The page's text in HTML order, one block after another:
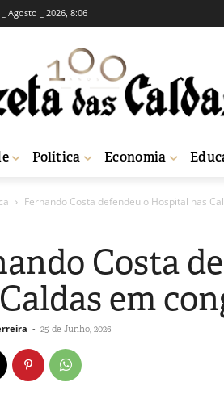
Agosto _ 2026, 8:06
Política Economia
Fernando Costa defendeu o Hospital nas
Costa
em
- 25 de Junho, 2026